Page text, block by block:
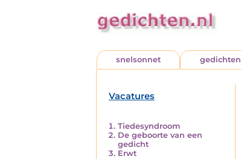
snelsonnet gedichten
Vacatures
Tiedesyndroom
De geboorte van een
gedicht
Erwt